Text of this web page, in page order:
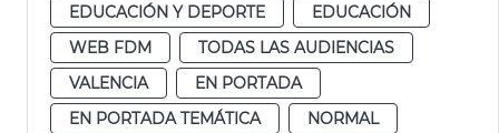
EDUCACIÓN Y DEPORTE
EDUCACIÓN
WEB FDM
TODAS LAS AUDIENCIAS
VALENCIA
EN PORTADA
EN PORTADA TEMÁTICA
NORMAL